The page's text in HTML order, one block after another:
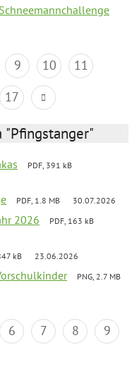
9 10
11
17
PDF, 391 kB
PDF, 1.8 MB 30.07.2026
2026
PDF, 163 kB
kB 23.06.2026
PNG, 2.7 MB
6 7 8
9